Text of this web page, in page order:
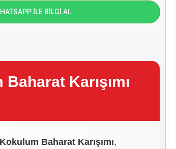
İLE BİLGİ AL
Karışımı
Baharat Karışımı,